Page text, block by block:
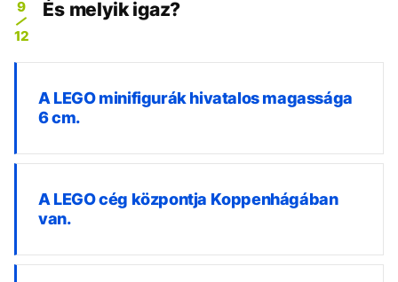
9
12
És melyik igaz?
A LEGO minifigurák hivatalos magassága
6 cm.
A LEGO cég központja Koppenhágában
van.